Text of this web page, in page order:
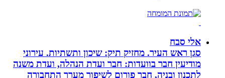
אלי סבח
סגן ראש העיר. מחזיק תיק: שיכון ותשתיות. עירוני
מודיעין חבר בוועדות: חבר ועדת הנהלה, ועדת משנה
לתכנון ובניה, חבר פורום לשיפור מערך התחבורה